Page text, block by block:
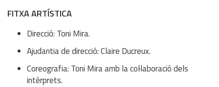
FITXA ARTÍSTICA
Direcció: Toni Mira.
Ajudantia de direcció: Claire Ducreux.
Coreografia: Toni Mira amb la col·laboració dels
intèrprets.